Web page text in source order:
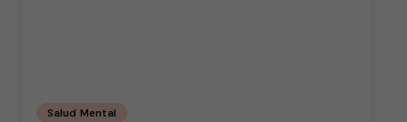
Salud Mental